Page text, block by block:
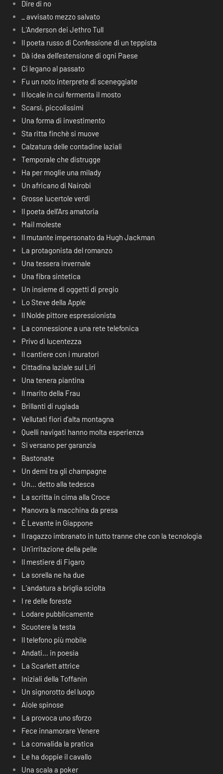
Dire di no
_ avvisato mezzo salvato
L’Anderson dei Jethro Tull
Il poeta russo di Confessione di un teppista
Dà idea dell’estensione di ogni Paese
Ci legano al passato
Fu un noto interprete di sceneggiate
Il locale in cui fermenta il mosto
Scarsi, piccolissimi
Una forma di investimento
Sta ritta finchè si muove
Calzatura delle contadine laziali
Temporale che distrugge
Ha per moglie una milady
Un africano di Nairobi
Grosse lucertole verdi
Il poeta dell’Ars amatoria
Mail moleste
Il mutante impersonato da Hugh Jackman
La protagonista del romanzo
Una tessera invernale
Una fibra sintetica
Un insieme di oggetti di pregio
Lo Steve della Apple
Il Nolde pittore espressionista
La connessione a una rete telefonica
Privo di lucentezza
Il cantiere con i muratori
Cittadina laziale sul Liri
Una tenera piantina
Il marito della Frau
Brillanti di rugiada
Vellutati fiori d’alta montagna
Quelli navigati hanno molta esperienza
Si versano per garanzia
Bastonate
Un demi tra gli champagne
Un… detto alla tedesca
La scritta in cima alla Croce
Manovra la macchina da presa
É Levante in Giappone
Il ragazzo imbranato in tutto tranne che con la tecnologia
Un’irritazione della pelle
Il mestiere di Figaro
La sorella ne ha due
L’andatura a briglia sciolta
I re delle foreste
Lodare pubblicamente
Scuotere la testa
Il telefono più mobile
Andati… in poesia
La Scarlett attrice
Iniziali della Toffanin
Un signorotto del luogo
Aiole spinose
La provoca uno sforzo
Fece innamorare Venere
La convalida la pratica
Le ha doppie il cavallo
Una scala a poker